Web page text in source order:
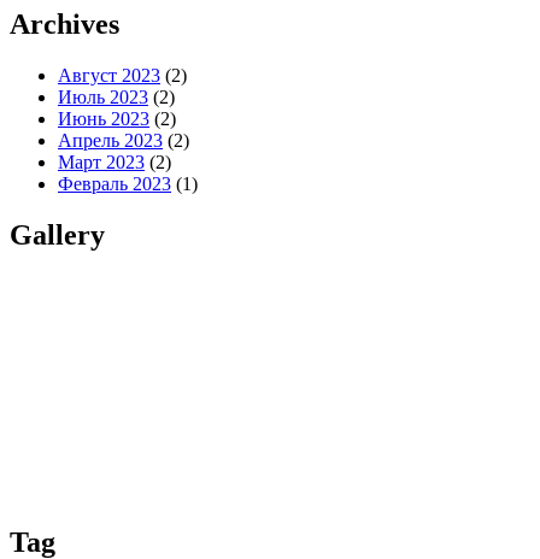
Archives
Август 2023 (2)
Июль 2023 (2)
Июнь 2023 (2)
Апрель 2023 (2)
Март 2023 (2)
Февраль 2023 (1)
Gallery
Tag